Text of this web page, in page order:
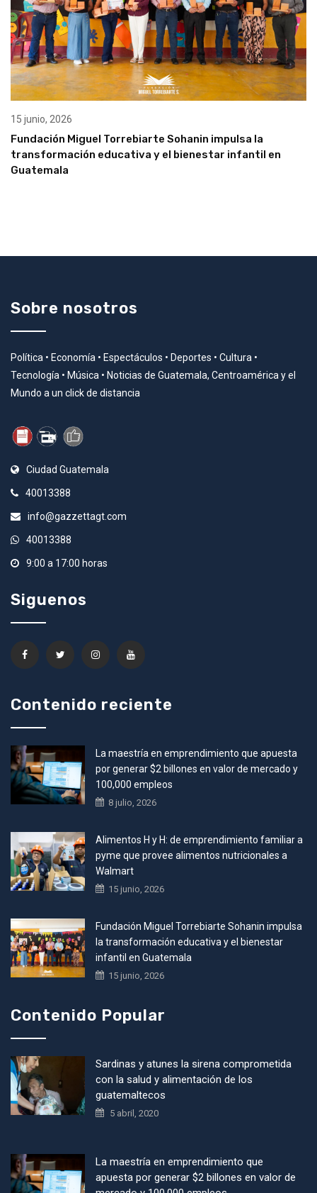
15 junio, 2026
Fundación Miguel Torrebiarte Sohanin impulsa la
transformación educativa y el bienestar infantil en
Guatemala
Sobre nosotros
Política • Economía • Espectáculos • Deportes • Cultura •
Tecnología • Música • Noticias de Guatemala, Centroamérica y el
Mundo a un click de distancia
Ciudad Guatemala
40013388
info@gazzettagt.com
40013388
9:00 a 17:00 horas
Siguenos
Contenido reciente
La maestría en emprendimiento que apuesta
por generar $2 billones en valor de mercado y
100,000 empleos
8 julio, 2026
Alimentos H y H: de emprendimiento familiar a
pyme que provee alimentos nutricionales a
Walmart
15 junio, 2026
Fundación Miguel Torrebiarte Sohanin impulsa
la transformación educativa y el bienestar
infantil en Guatemala
15 junio, 2026
Contenido Popular
Sardinas y atunes la sirena comprometida
con la salud y alimentación de los
guatemaltecos
5 abril, 2020
La maestría en emprendimiento que
apuesta por generar $2 billones en valor de